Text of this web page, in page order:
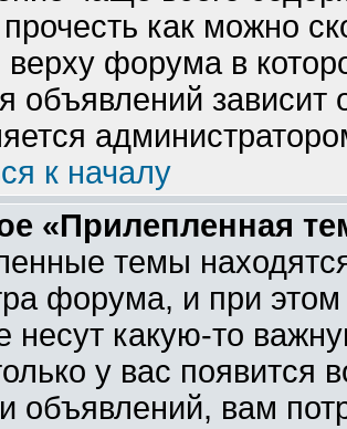
как можно
форума в
объявлений зависит
к началу
«Прилепленная
темы
форума, и при
несут какую-то
у вас появится
объявлений, вам